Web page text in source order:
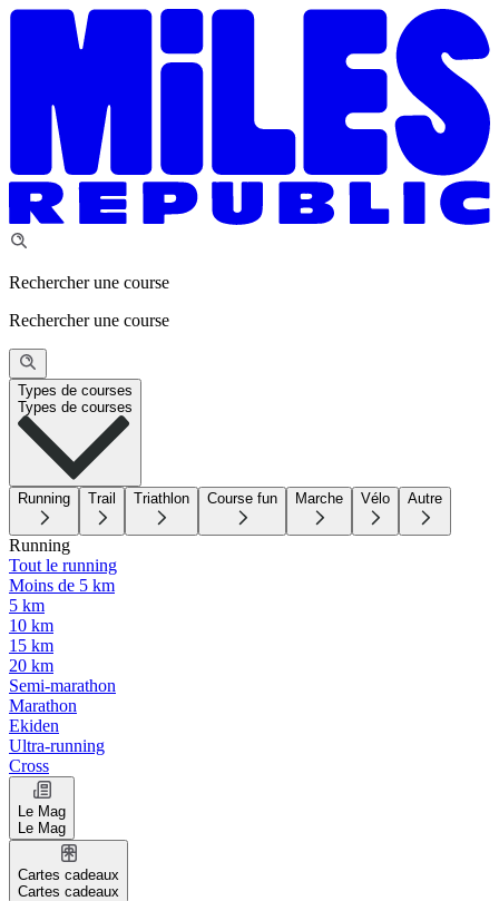
Rechercher une course
Rechercher une course
Types de courses
Types de courses
Running Trail Triathlon Course fun Marche Vélo Autre
Running
Tout le running
Moins de 5 km
5 km
10 km
15 km
20 km
Semi-marathon
Marathon
Ekiden
Ultra-running
Cross
Le Mag
Le Mag
Cartes cadeaux
Cartes cadeaux